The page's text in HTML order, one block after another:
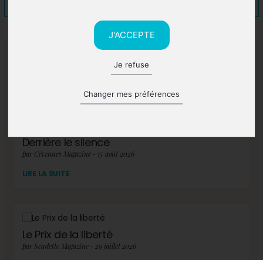
J'ACCEPTE
Je refuse
Changer mes préférences
A lire également
Derrière le silence
par Cévennes Magazine - 15 août 2026
LIRE LA SUITE
Le Prix de la liberté
par Scarlette Magazine - 29 juillet 2026